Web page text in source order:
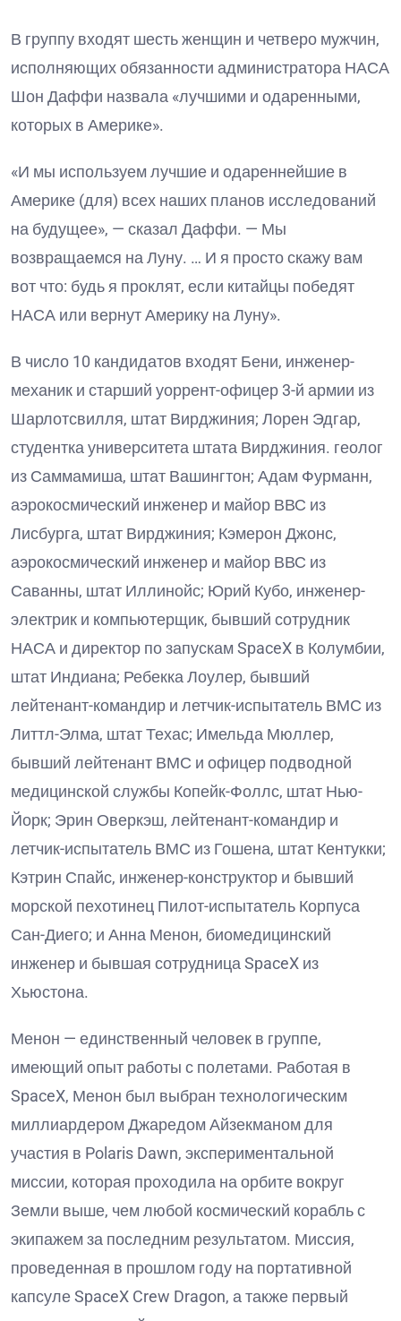
В группу входят шесть женщин и четверо мужчин,
исполняющих обязанности администратора НАСА
Шон Даффи назвала «лучшими и одаренными,
которых в Америке».
«И мы используем лучшие и одареннейшие в
Америке (для) всех наших планов исследований
на будущее», — сказал Даффи. — Мы
возвращаемся на Луну. … И я просто скажу вам
вот что: будь я проклят, если китайцы победят
НАСА или вернут Америку на Луну».
В число 10 кандидатов входят Бени, инженер-
механик и старший уоррент-офицер 3-й армии из
Шарлотсвилля, штат Вирджиния; Лорен Эдгар,
студентка университета штата Вирджиния. геолог
из Саммамиша, штат Вашингтон; Адам Фурманн,
аэрокосмический инженер и майор ВВС из
Лисбурга, штат Вирджиния; Кэмерон Джонс,
аэрокосмический инженер и майор ВВС из
Саванны, штат Иллинойс; Юрий Кубо, инженер-
электрик и компьютерщик, бывший сотрудник
НАСА и директор по запускам SpaceX в Колумбии,
штат Индиана; Ребекка Лоулер, бывший
лейтенант-командир и летчик-испытатель ВМС из
Литтл-Элма, штат Техас; Имельда Мюллер,
бывший лейтенант ВМС и офицер подводной
медицинской службы Копейк-Фоллс, штат Нью-
Йорк; Эрин Оверкэш, лейтенант-командир и
летчик-испытатель ВМС из Гошена, штат Кентукки;
Кэтрин Спайс, инженер-конструктор и бывший
морской пехотинец Пилот-испытатель Корпуса
Сан-Диего; и Анна Менон, биомедицинский
инженер и бывшая сотрудница SpaceX из
Хьюстона.
Менон — единственный человек в группе,
имеющий опыт работы с полетами. Работая в
SpaceX, Менон был выбран технологическим
миллиардером Джаредом Айзекманом для
участия в Polaris Dawn, экспериментальной
миссии, которая проходила на орбите вокруг
Земли выше, чем любой космический корабль с
экипажем за последним результатом. Миссия,
проведенная в прошлом году на портативной
капсуле SpaceX Crew Dragon, а также первый